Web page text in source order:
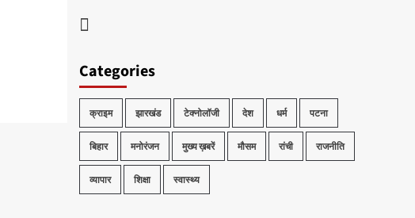
Categories
क्राइम झारखंड टेक्नोलॉजी देश धर्म पटना
बिहार मनोरंजन मुख्य ख़बरें मौसम रांची राजनीति
व्यापार शिक्षा स्वास्थ्य